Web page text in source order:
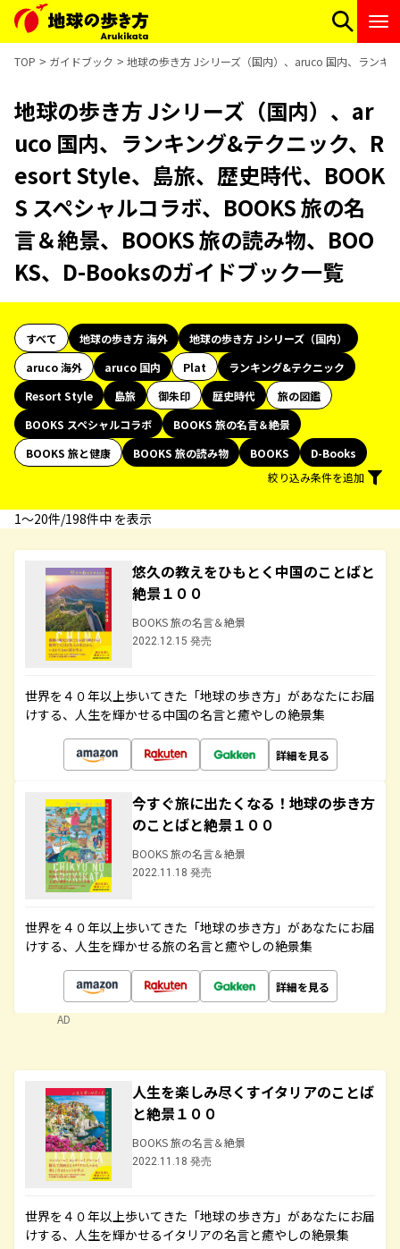
TOP ガイドブック 地球の歩き方 Jシリーズ（国内）、aruco 国内、ランキ
地球の歩き方 Jシリーズ（国内）、ar
uco 国内、ランキング&テクニック、R
esort Style、島旅、歴史時代、BOOK
S スペシャルコラボ、BOOKS 旅の名
言＆絶景、BOOKS 旅の読み物、BOO
KS、D-Booksのガイドブック一覧
すべて 地球の歩き方 海外
地球の歩き方 Jシリーズ（国内）
aruco 海外
aruco 国内 Plat
ランキング&テクニック
Resort Style
島旅 御朱印 歴史時代
旅の図鑑
BOOKS スペシャルコラボ
BOOKS 旅の名言＆絶景
BOOKS 旅と健康
BOOKS 旅の読み物 BOOKS
D-Books
絞り込み条件を追加
1〜20件/198件中 を表示
悠久の教えをひもとく中国のことばと
絶景１００
BOOKS 旅の名言＆絶景
2022.12.15 発売
世界を４０年以上歩いてきた「地球の歩き方」があなたにお届
けする、人生を輝かせる中国の名言と癒やしの絶景集
詳細を見る
今すぐ旅に出たくなる！地球の歩き方
のことばと絶景１００
BOOKS 旅の名言＆絶景
2022.11.18 発売
世界を４０年以上歩いてきた「地球の歩き方」があなたにお届
けする、人生を輝かせる旅の名言と癒やしの絶景集
詳細を見る
AD
人生を楽しみ尽くすイタリアのことば
と絶景１００
BOOKS 旅の名言＆絶景
2022.11.18 発売
世界を４０年以上歩いてきた「地球の歩き方」があなたにお届
けする、人生を輝かせるイタリアの名言と癒やしの絶景集